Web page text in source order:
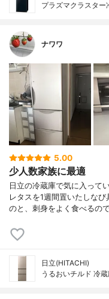
プラズマクラスタ
ナワワ
5.00
少人数家族に最適
日立の冷蔵庫で気に入って
レタスを1週間置いたしな
のと、刺身をよく食べるの
日立(HITACHI)
うるおいチルド 冷